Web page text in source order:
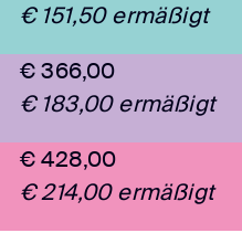
€ 151,50 ermäßigt
€ 366,00
€ 183,00 ermäßigt
€ 428,00
€ 214,00 ermäßigt